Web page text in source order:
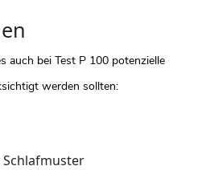
auch bei Test P 100 potenzielle
werden sollten: